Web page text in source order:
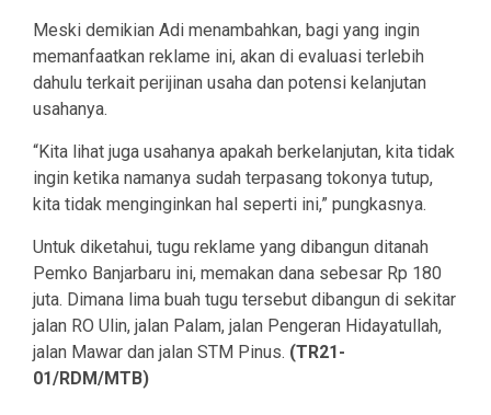
Meski demikian Adi menambahkan, bagi yang ingin
memanfaatkan reklame ini, akan di evaluasi terlebih
dahulu terkait perijinan usaha dan potensi kelanjutan
usahanya.
“Kita lihat juga usahanya apakah berkelanjutan, kita tidak
ingin ketika namanya sudah terpasang tokonya tutup,
kita tidak menginginkan hal seperti ini,” pungkasnya.
Untuk diketahui, tugu reklame yang dibangun ditanah
Pemko Banjarbaru ini, memakan dana sebesar Rp 180
juta. Dimana lima buah tugu tersebut dibangun di sekitar
jalan RO Ulin, jalan Palam, jalan Pengeran Hidayatullah,
jalan Mawar dan jalan STM Pinus. (TR21-
01/RDM/MTB)